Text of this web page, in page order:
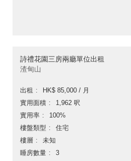
詩禮花園三房兩廳單位出租
渣甸山
出租
HK$ 85,000 / 月
實用面積
1,962 呎
實用率
100%
樓盤類型
住宅
樓層
未知
睡房數量
3